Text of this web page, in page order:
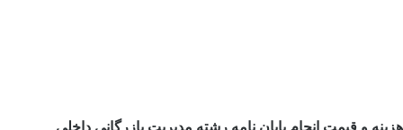
و قیمت انجام پایان نامه رشته مدیریت بازرگانی داخلی